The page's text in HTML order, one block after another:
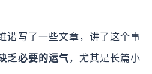
诺写了一些文章，讲了这个事
乏必要的运气，尤其是长篇小